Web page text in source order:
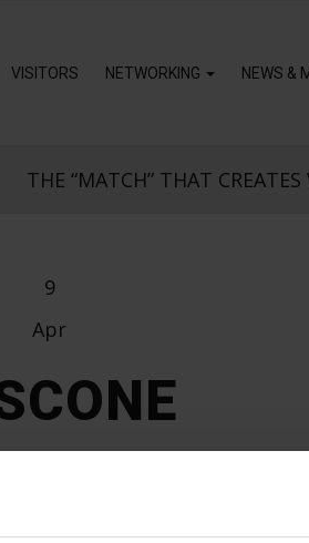
VISITORS NETWORKING NEWS &
THE “MATCH” THAT CREATES
9
Apr